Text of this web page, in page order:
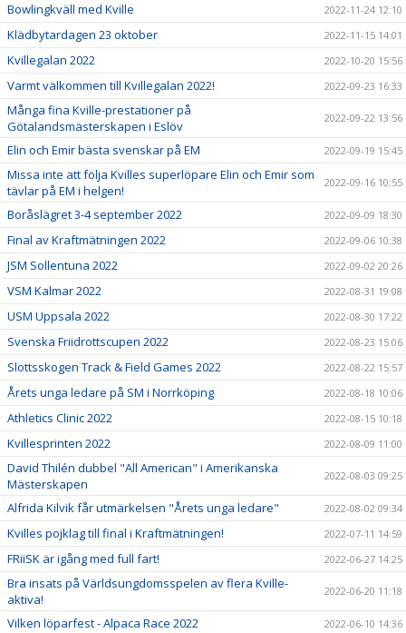
Bowlingkväll med Kville 2022-11-24 12:10
Klädbytardagen 23 oktober 2022-11-15 14:01
Kvillegalan 2022 2022-10-20 15:56
Varmt välkommen till Kvillegalan 2022! 2022-09-23 16:33
Många fina Kville-prestationer på
Götalandsmästerskapen i Eslöv
2022-09-22 13:56
Elin och Emir bästa svenskar på EM 2022-09-19 15:45
Missa inte att följa Kvilles superlöpare Elin och Emir som
tävlar på EM i helgen!
2022-09-16 10:55
Boråslägret 3-4 september 2022 2022-09-09 18:30
Final av Kraftmätningen 2022 2022-09-06 10:38
JSM Sollentuna 2022 2022-09-02 20:26
VSM Kalmar 2022 2022-08-31 19:08
USM Uppsala 2022 2022-08-30 17:22
Svenska Friidrottscupen 2022 2022-08-23 15:06
Slottsskogen Track & Field Games 2022 2022-08-22 15:57
Årets unga ledare på SM i Norrköping 2022-08-18 10:06
Athletics Clinic 2022 2022-08-15 10:18
Kvillesprinten 2022 2022-08-09 11:00
David Thilén dubbel "All American" i Amerikanska
Mästerskapen
2022-08-03 09:25
Alfrida Kilvik får utmärkelsen "Årets unga ledare" 2022-08-02 09:34
Kvilles pojklag till final i Kraftmätningen! 2022-07-11 14:59
FRiiSK är igång med full fart! 2022-06-27 14:25
Bra insats på Världsungdomsspelen av flera Kville-
aktiva!
2022-06-20 11:18
Vilken löparfest - Alpaca Race 2022 2022-06-10 14:36